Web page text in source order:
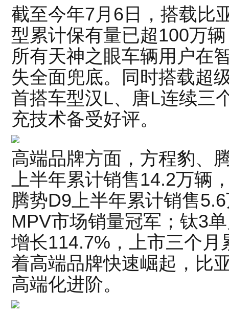
截至今年7月6日，搭载比
型累计保有量已超100万
所有天神之眼车辆用户在
失全面兜底。同时搭载超
首搭车型汉L、唐L连续三
充技术备受好评。
高端品牌方面，方程豹、
上半年累计销售14.2万辆
腾势D9上半年累计销售
MPV市场销量冠军；钛3
增长114.7%，上市三个
着高端品牌快速崛起，比
高端化进阶。